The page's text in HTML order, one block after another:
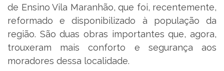
de Ensino Vila Maranhão, que foi, recentemente,
reformado e disponibilizado à população da
região. São duas obras importantes que, agora,
trouxeram mais conforto e segurança aos
moradores dessa localidade.